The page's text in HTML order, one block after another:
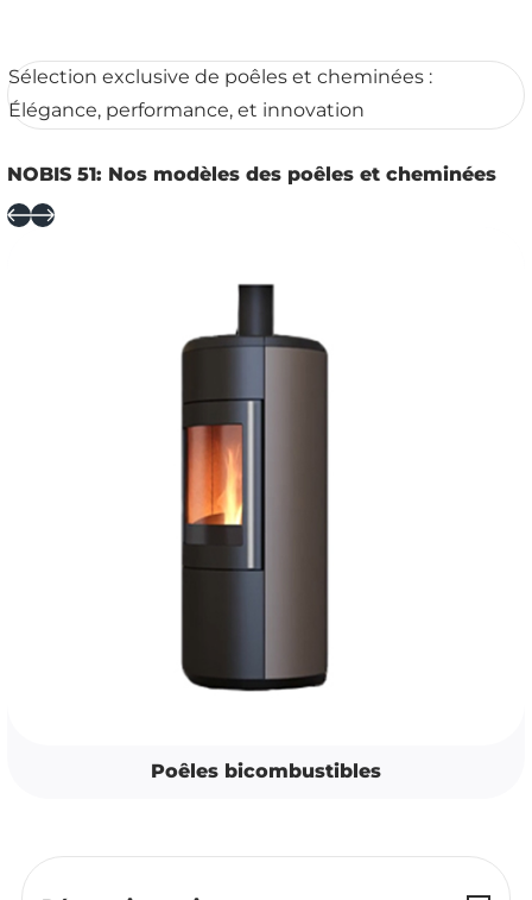
NOBIS 51: Nos modèles des poêles et cheminées
Sélection exclusive de poêles et cheminées :
Élégance, performance, et innovation
Poêles bicombustibles